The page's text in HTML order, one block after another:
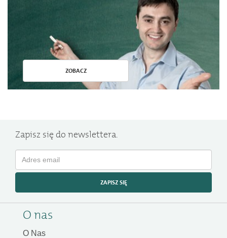
ZOBACZ
Zapisz się do newslettera.
ZAPISZ SIĘ
O nas
O Nas